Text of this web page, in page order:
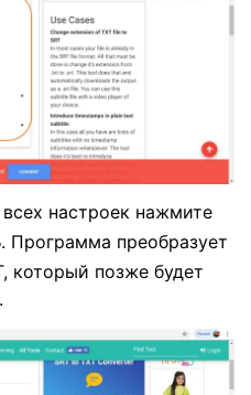
настроек нажмите
. Программа преобразует
который позже будет